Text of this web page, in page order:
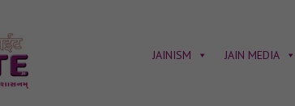
JAINISM JAIN MEDIA